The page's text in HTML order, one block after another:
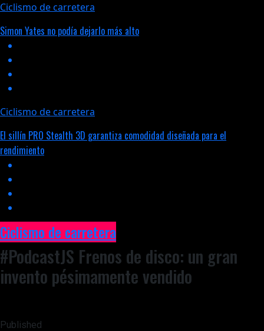
Ciclismo de carretera
Simon Yates no podía dejarlo más alto
Ciclismo de carretera
El sillín PRO Stealth 3D garantiza comodidad diseñada para el
rendimiento
Ciclismo de carretera
#PodcastJS Frenos de disco: un gran
invento pésimamente vendido
Published